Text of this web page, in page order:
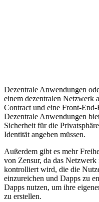
Dezentrale Anwendungen
einem dezentralen Netzwerk
Contract und eine Front-
Dezentrale Anwendungen
Sicherheit für die
Identität angeben müssen.
Außerdem gibt es mehr
von Zensur, da das
kontrolliert wird, die die
einzureichen und Dapps zu
Dapps nutzen, um ihre
zu erstellen.